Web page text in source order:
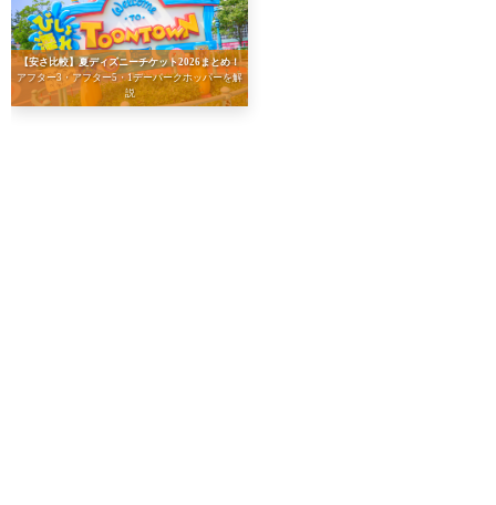
【安さ比較】夏ディズニーチケット2026まとめ！
アフター3・アフター5・1デーパークホッパーを解
説